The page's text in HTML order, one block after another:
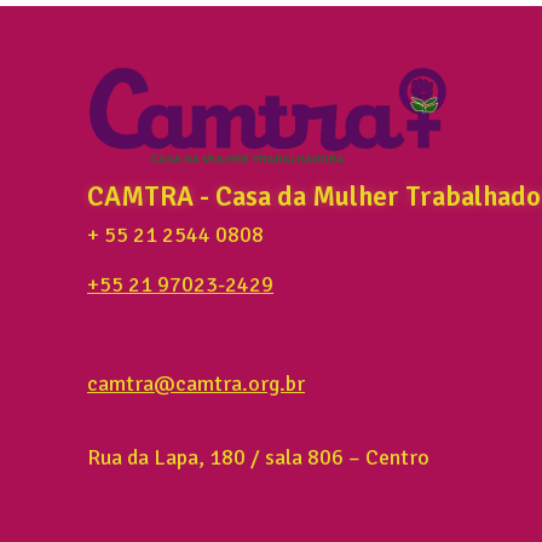
CAMTRA - Casa da Mulher
+ 55 21 2544 0808
+55 21 97023-2429
camtra@camtra.org.br
Rua da Lapa, 180 / sala 806 – Centro